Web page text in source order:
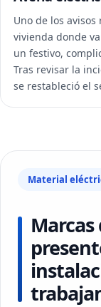
Uno de los
vivienda donde
un festivo,
Tras revisar la
se restableció el
Material